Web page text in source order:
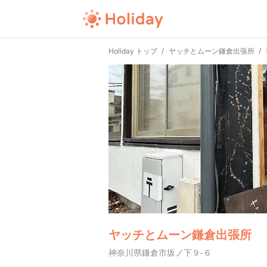
Holiday トップ ヤッチとムーン鎌倉出張所
ヤッチとムーン鎌倉出張所
神奈川県鎌倉市坂ノ下９-６